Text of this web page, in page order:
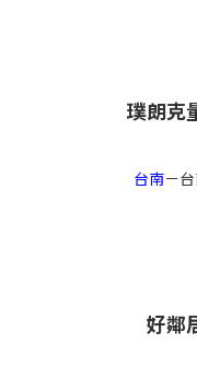
璞朗克
台南－
好鄰